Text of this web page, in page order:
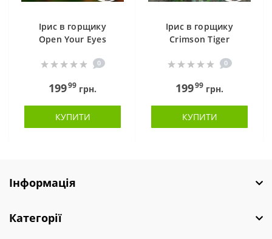
Ірис в горщику
Open Your Eyes
0
19999 грн.
КУПИТИ
Ірис в горщику
Crimson Tiger
0
19999 грн.
КУПИТИ
Інформація
Категорії